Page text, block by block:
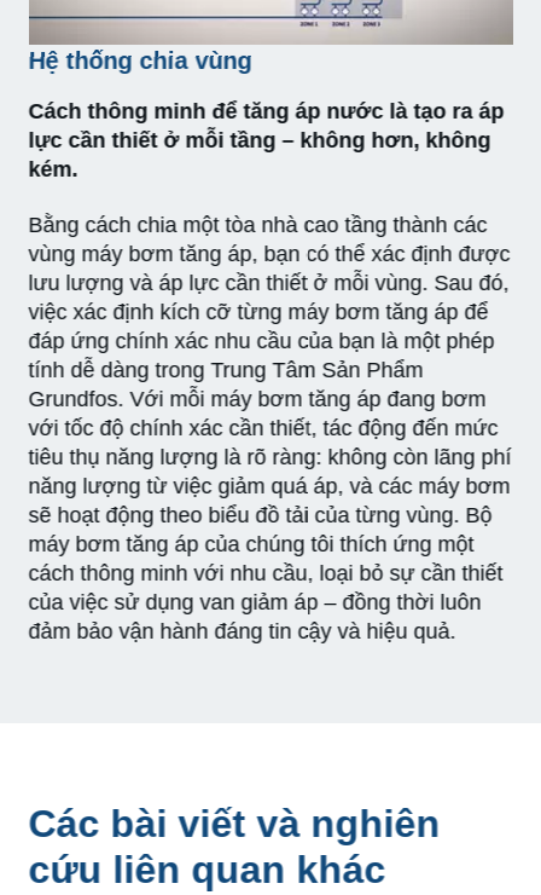
Hệ thống chia vùng
Cách thông minh để tăng áp nước là tạo ra áp
lực cần thiết ở mỗi tầng – không hơn, không
kém.
Bằng cách chia một tòa nhà cao tầng thành các
vùng máy bơm tăng áp, bạn có thể xác định được
lưu lượng và áp lực cần thiết ở mỗi vùng. Sau đó,
việc xác định kích cỡ từng máy bơm tăng áp để
đáp ứng chính xác nhu cầu của bạn là một phép
tính dễ dàng trong Trung Tâm Sản Phẩm
Grundfos. Với mỗi máy bơm tăng áp đang bơm
với tốc độ chính xác cần thiết, tác động đến mức
tiêu thụ năng lượng là rõ ràng: không còn lãng phí
năng lượng từ việc giảm quá áp, và các máy bơm
sẽ hoạt động theo biểu đồ tải của từng vùng. Bộ
máy bơm tăng áp của chúng tôi thích ứng một
cách thông minh với nhu cầu, loại bỏ sự cần thiết
của việc sử dụng van giảm áp – đồng thời luôn
đảm bảo vận hành đáng tin cậy và hiệu quả.
Các bài viết và nghiên
cứu liên quan khác